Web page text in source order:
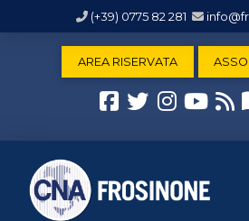
(+39) 0775 82 281
AREA RISERVATA